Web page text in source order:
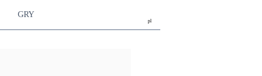
pl
GRY